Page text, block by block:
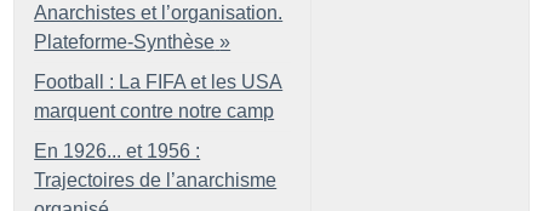
Anarchistes et l’organisation.
Plateforme-Synthèse »
Football : La FIFA et les USA
marquent contre notre camp
En 1926... et 1956 :
Trajectoires de l’anarchisme